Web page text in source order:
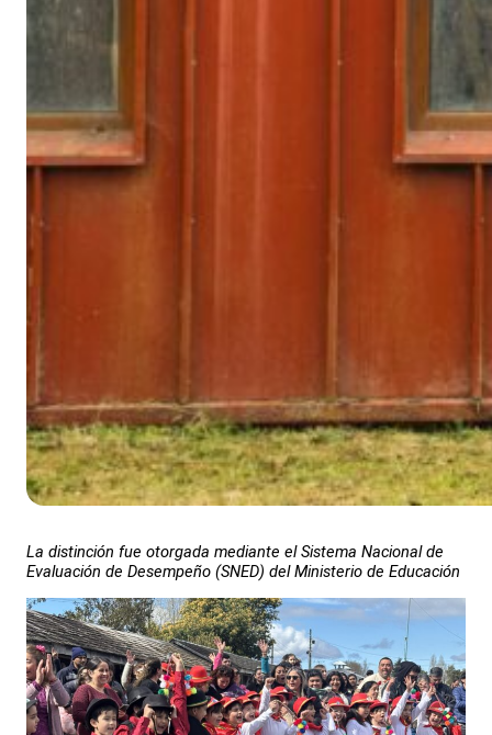
La distinción fue otorgada mediante el Sistema Nacional de
Evaluación de Desempeño (SNED) del Ministerio de Educación